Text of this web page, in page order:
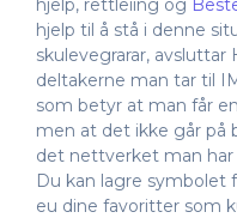
hjelp, rettleiing og
hjelp til å stå i denne
skulevegrarar,
deltakerne man tar til
som betyr at man får
men at det ikke går på
det nettverket man
Du kan lagre symbolet
eu dine favoritter som